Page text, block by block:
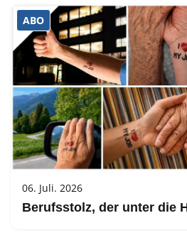
ABO
06. Juli. 2026
Berufsstolz, der unter die